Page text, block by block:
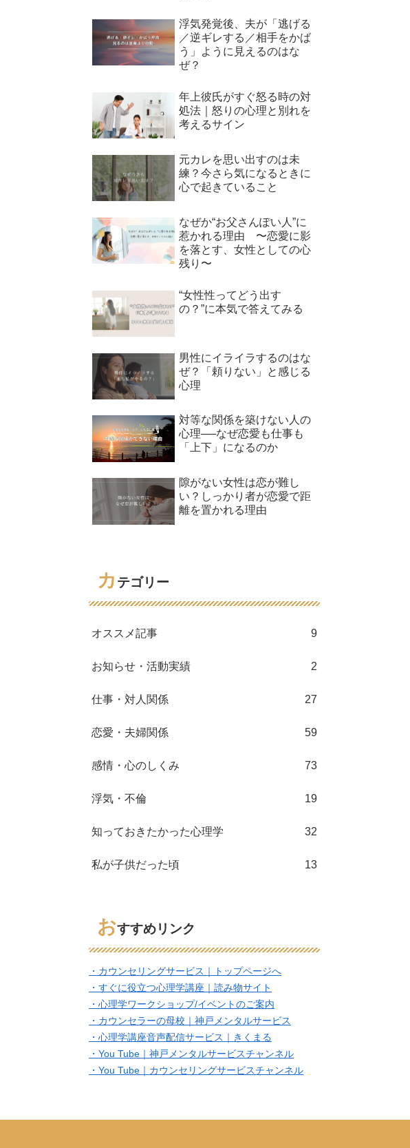
浮気発覚後、夫が「逃げる
／逆ギレする／相手をかば
う」ように見えるのはな
ぜ？
年上彼氏がすぐ怒る時の対
処法｜怒りの心理と別れを
考えるサイン
元カレを思い出すのは未
練？今さら気になるときに
心で起きていること
なぜか“お父さんぽい人”に
惹かれる理由 〜恋愛に影
を落とす、女性としての心
残り〜
“女性性ってどう出す
の？”に本気で答えてみる
男性にイライラするのはな
ぜ？「頼りない」と感じる
心理
対等な関係を築けない人の
心理──なぜ恋愛も仕事も
「上下」になるのか
隙がない女性は恋が難し
い？しっかり者が恋愛で距
離を置かれる理由
カ テゴリー
オススメ記事 9
お知らせ・活動実績 2
仕事・対人関係 27
恋愛・夫婦関係 59
感情・心のしくみ 73
浮気・不倫 19
知っておきたかった心理学 32
私が子供だった頃 13
おすすめリンク
・カウンセリングサービス｜トップページへ
・すぐに役立つ心理学講座｜読み物サイト
・心理学ワークショップ/イベントのご案内
・カウンセラーの母校｜神戸メンタルサービス
・心理学講座音声配信サービス｜きくまる
・You Tube｜神戸メンタルサービスチャンネル
・You Tube｜カウンセリングサービスチャンネル